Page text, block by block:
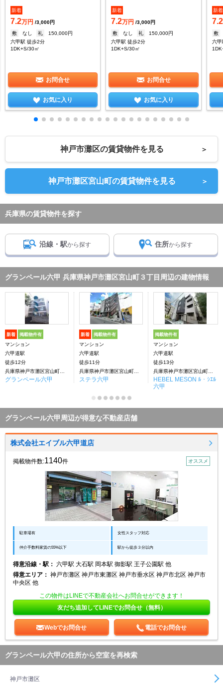
新着
7.2万円 /3,000円
敷
なし 礼
150,000円
六甲駅 徒歩2分
1DK+S/30㎡
お問合せ
お気に入り
新着
7.2万円 /3,000円
敷
なし 礼
150,000円
六甲駅 徒歩2分
1DK+S/30㎡
お問合せ
お気に入り
新着
7.2
敷
六甲
神戸市灘区の賃貸物件を見る ＞
神戸市灘区宮山町の賃貸物件を見る ＞
兵庫県の賃貸物件を探す
沿線・駅から探す 住所から探す
グランペール六甲 兵庫県神戸市灘区宮山町３丁目周辺の建物情報
新着 掲載物件有
マンション
六甲道駅
徒歩12分
グランペール六甲
新着 掲載物件有
マンション
六甲道駅
徒歩11分
ステラ六甲
掲載物件有
マンション
六甲道駅
徒歩13分
HEBEL MESON ﾙ・ｼｴﾙ
六甲
グランペール六甲周辺が得意な不動産店舗
株式会社エイブル六甲道店
掲載物件数:1140件 オススメ
駐車場有 女性スタッフ対応
仲介手数料家賃の55%以下 駅から徒歩３分以内
得意沿線・駅： 六甲駅 大石駅 岡本駅 御影駅 王子公園駅 他
得意エリア： 神戸市灘区 神戸市東灘区 神戸市垂水区 神戸市北区 神戸市
中央区 他
この物件はLINEで不動産会社へお問合せができます！
友だち追加してLINEでお問合せ（無料）
Webでお問合せ 電話でお問合せ
グランペール六甲の住所から空室を再検索
神戸市灘区